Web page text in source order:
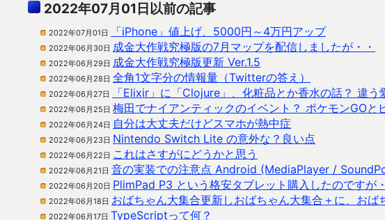
2022年07月01日以前の記事
2022年07月01日 「iPhone」値上げ、5000円～4万円アップ
2022年06月30日 成金大作戦究極版の7月マップを配信しましたが・・
2022年06月29日 成金大作戦究極版更新 Ver.1.5
2022年06月28日 全角1文字分の情報量（Twitterの答え）
2022年06月27日 「Elixir」に「Clojure」、化粧品とか香水の話？ 違
2022年06月25日 梅田でナイアンティックのイベント？ ポケモンGOと
2022年06月24日 自分は大丈夫だけどスマホが熱中症
2022年06月23日 Nintendo Switch Lite の意外な？良い点
2022年06月22日 これはさすがにどうかと思う
2022年06月21日 音の実装での注意点 Android (MediaPlayer /
2022年06月20日 PlimPad P3 という格安タブレット購入したのですが
2022年06月18日 おばちゃん大集合更新しおばちゃん大集合＋に、おば
2022年06月17日 TypeScriptって何？